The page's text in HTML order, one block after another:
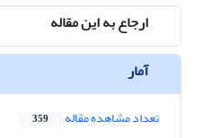
ارجاع به این مقاله
آمار
تعداد مشاهده مقاله 359